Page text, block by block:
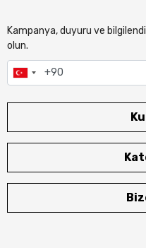
Kampanya, duyuru ve
olun.